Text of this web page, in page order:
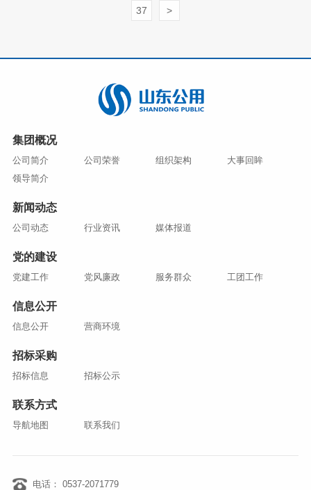
37 >
集团概况
公司简介 公司荣誉 组织架构
大事回眸
领导简介
新闻动态
公司动态 行业资讯 媒体报道
党的建设
党建工作 党风廉政 服务群众 工团工作
信息公开
信息公开 营商环境
招标采购
招标信息 招标公示
联系方式
导航地图 联系我们
电话： 0537-2071779